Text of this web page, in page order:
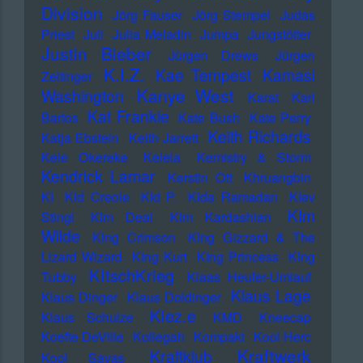
Division Jörg Fauser Jörg Stempel Judas
Priest Juli Julia Meladin Jumpa Jungstötter
Justin Bieber Jürgen Drews
Jürgen
Zeltinger
K.I.Z. Kae Tempest Kamasi
Washington
Kanye West Karat
Karl
Bartos Kat Frankie Kate Bush Kate Perry
Katja Ebstein Keith Jarrett Keith Richards
Kele Okereke Kelela Kemistry & Storm
Kendrick Lamar Kerstin Ott
Khruangbin
KI
KId Creole KId P. KIda Ramadan
KIev
Stingl
KIm Deal KIm Kardashian
KIm
Wilde
KIng Crimson
KIng Gizzard & The
Lizard Wizard KIng Kurt KIng Princess KIng
Tubby
KItschKrieg
Klaas Heufer-Umlauf
Klaus Dinger Klaus Doldinger Klaus Lage
Klaus Schulze Klez.e KMD
Kneecap
Koefte DeVille Kollegah Kompakt Kool Herc
Kool Savas
Kraftklub Kraftwerk